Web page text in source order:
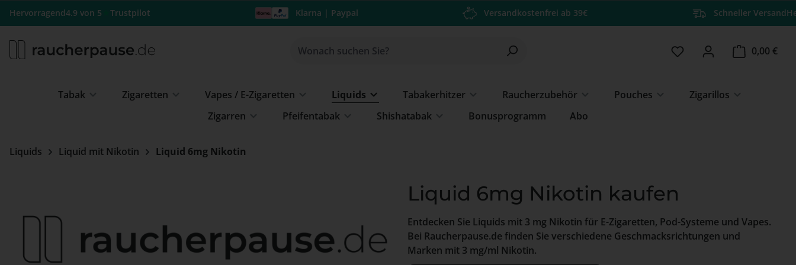
Hauptinhalt springen
Zur Suche springen
Zur Hauptnavigation springen
Hervorragend4.9 von 5 Trustpilot Klarna | Paypal Versandkostenfrei ab 39€ Schneller Versand
Du hast 0 Produkte auf
0,00 €
Tabak Zigaretten Vapes / E-Zigaretten Liquids Tabakerhitzer Raucherzubehör Pouches
Zigarillos
Zigarren
Pfeifentabak Shishatabak Bonusprogramm Abo
Liquids Liquid mit Nikotin Liquid 6mg Nikotin
Liquid 6mg Nikotin kaufen
Entdecken Sie Liquids mit 3 mg Nikotin für E-Zigaretten, Pod-Systeme und Vapes.
Bei Raucherpause.de finden Sie verschiedene Geschmacksrichtungen und
Marken mit 3 mg/ml Nikotin.